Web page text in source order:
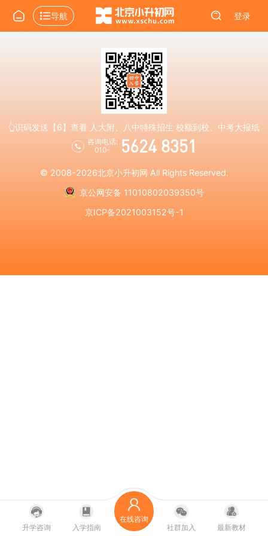
导航 登录
👆识码发送【6】查看 人大附、八中特殊招生 校额到校、中考大报纸
咨询电话:
010-
5624 8351
© 2008-2026北京小升初网 All Rights Reserved.
京公网安备 11010802039350号
京ICP备2021003152号-1
升学咨询 入学指南
在线咨询
社群加入
最新教材